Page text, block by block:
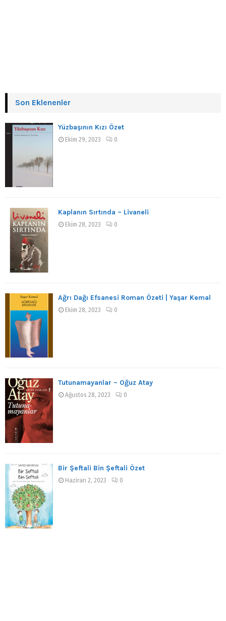
Son Eklenenler
Yüzbaşının Kızı Özet
Ekim 29, 2023 0
Kaplanın Sırtında – Livaneli
Ekim 28, 2023 0
Ağrı Dağı Efsanesi Roman Özeti | Yaşar Kemal
Ekim 28, 2023 0
Tutunamayanlar – Oğuz Atay
Ağustos 28, 2023 0
Bir Şeftali Bin Şeftali Özet
Haziran 2, 2023 0